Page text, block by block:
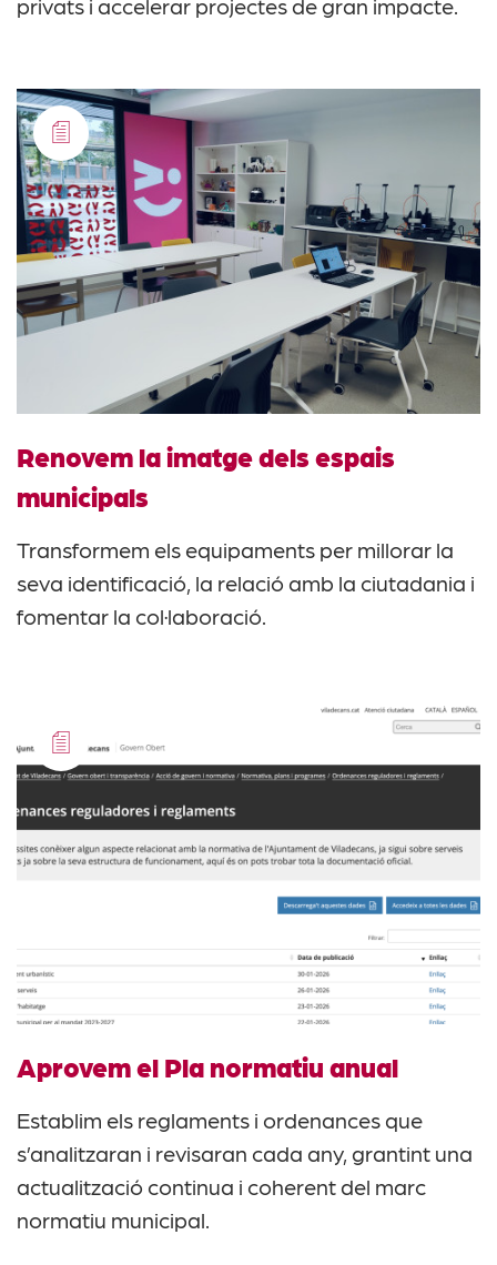
privats i accelerar projectes de gran impacte.
Renovem la imatge dels espais
municipals
Transformem els equipaments per millorar la
seva identificació, la relació amb la ciutadania i
fomentar la col·laboració.
Aprovem el Pla normatiu anual
Establim els reglaments i ordenances que
s’analitzaran i revisaran cada any, grantint una
actualització continua i coherent del marc
normatiu municipal.